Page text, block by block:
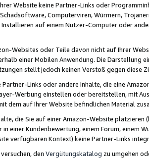
Website keine Partner-Links oder
Computerviren, Würmern,
auf einem Nutzer-Computer oder
Websites oder Teile davon nicht auf Ihrer
einer Mobilen Anwendung. Die Darstellung
stellt jedoch keinen Verstoß gegen diese
Partner-Links oder andere Inhalte, die eine
Werbung einstellen oder bereitstellen, mit
dem auf Ihrer Website befindlichen Material
die Sie auf einer Amazon-Website
einer Kundenbewertung, einem Forum, einem
verfügbaren Kontext) keine Partner-Links
den Vergütungskatalog zu umgehen